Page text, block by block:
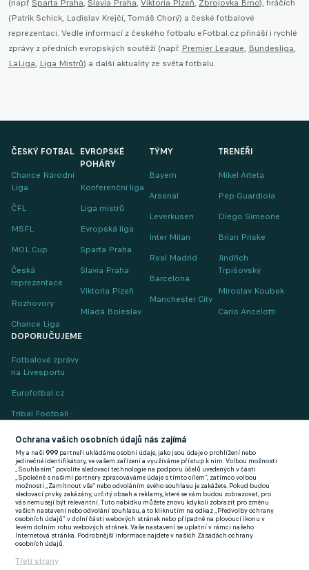
(např. Sparta Praha, Slavia Praha, Viktoria Plzeň, Zbrojovka Brno), hráčích
(Patrik Schick, Ladislav Krejčí, Tomáš Chorý) a české fotbalové
reprezentaci. Vedle informací z českého fotbalu eFotbal.cz přináší i rychlé
zprávy z předních evropských soutěží (např. Premier League, Bundesliga,
LaLiga, Liga Mistrů) a další aktuality ze světa fotbalu.
ČESKÝ FOTBAL
Chance Národní
Liga
ČFL
MSFL
MOL Cup
Česká
reprezentace
Rozhovory
Chance Liga
EVROPSKÉ
POHÁRY
Konferenční liga
Liga mistrů
Evropská liga
Sparta Praha
Slavia Praha
Viktoria Plzeň
Mladá Boleslav
TÝMY
Bayern
Arsenal
Leverkusen
Inter Milan
Real Madrid
Barcelona
Manchester City
TRENÉŘI
Mikel Arteta
Pep Guardiola
Diego Simeone
Brian Priske
Jindřich
Trpišovský
Miroslav Koubek
Carlo Ancelotti
DOPORUČUJEME
Fotbalové zprávy
na Livesportu
Eurofotbal.cz
Tribal Football -
(EN)
FlashFutbal (SK)
Tenisportal.cz
Tenisové zprávy
na Livesportu
Ochrana vašich osobních údajů nás zajímá
My a naši999 partneři ukládáme osobní údaje, jako jsou údaje o prohlížení nebo
jedinečné identifikátory, ve vašem zařízení a využíváme přístup k nim. Volbou možnosti
„Souhlasím“ povolíte sledovací technologie na podporu účelů uvedených v části
„Společně s našimi partnery zpracováváme údaje s tímto cílem“, zatímco volbou
možnosti „Zamítnout vše“ nebo odvoláním svého souhlasu je zakážete. Pokud budou
sledovací prvky zakázány, určitý obsah a reklamy, které se vám budou zobrazovat, pro
vás nemusejí být relevantní. Tuto nabídku můžete znovu kdykoli zobrazit pro změnu
vašich nastavení nebo odvolání souhlasu, a to kliknutím na odkaz „Předvolby ochrany
osobních údajů“ v dolní části webových stránek nebo případně na plovoucí ikonu v
levém dolním rohu webových stránek. Vaše nastavení se uplatní v rámci našeho
Internetová stránka. Podrobnější informace najdete v našich Zásadách ochrany
osobních údajů.
Třetí strany